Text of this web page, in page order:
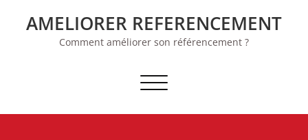
AMELIORER REFERENCEMENT
Comment améliorer son référencement ?
Afficher/masquer la navigation